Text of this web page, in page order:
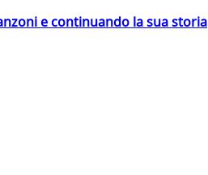
e continuando la sua storia